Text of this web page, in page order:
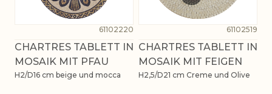
61102220
CHARTRES TABLETT IN
MOSAIK MIT PFAU
H2/D16 cm beige und mocca
61102519
CHARTRES TABLETT IN
MOSAIK MIT FEIGEN
H2,5/D21 cm Creme und Olive